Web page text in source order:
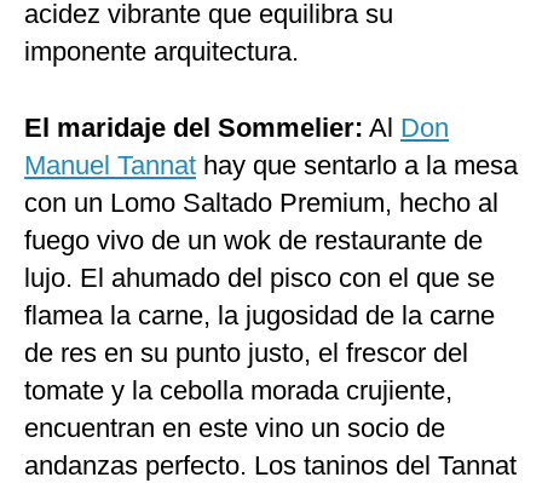
acidez vibrante que equilibra su
imponente arquitectura.
El maridaje del Sommelier: Al Don
Manuel Tannat hay que sentarlo a la mesa
con un Lomo Saltado Premium, hecho al
fuego vivo de un wok de restaurante de
lujo. El ahumado del pisco con el que se
flamea la carne, la jugosidad de la carne
de res en su punto justo, el frescor del
tomate y la cebolla morada crujiente,
encuentran en este vino un socio de
andanzas perfecto. Los taninos del Tannat